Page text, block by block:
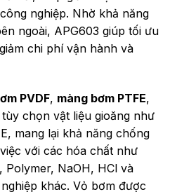
nghiệp. Nhờ khả năng
ngoài, APG603 giúp tối ưu
chi phí vận hành và
PVDF, màng bơm PTFE,
chọn vật liệu gioăng như
mang lại khả năng chống
với các hóa chất như
Polymer, NaOH, HCl và
khác. Vỏ bơm được